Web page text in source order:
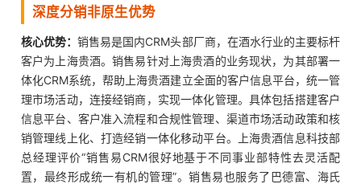
深度分销非原生优势
核心优势：销售易是国内CRM头部厂商，在酒水行业的主要标杆
客户为上海贵酒。销售易针对上海贵酒的业务现状，为其部署一
体化CRM系统，帮助上海贵酒建立全面的客户信息平台，统一管
理市场活动，连接经销商，实现一体化管理。具体包括搭建客户
信息平台、客户准入流程和合规性管理、渠道市场活动政策和核
销管理线上化、打造经销一体化移动平台。上海贵酒信息科技部
总经理评价“销售易CRM很好地基于不同事业部特性去灵活配
置，最终形成统一有机的管理”。销售易也服务了巴德富、海氏